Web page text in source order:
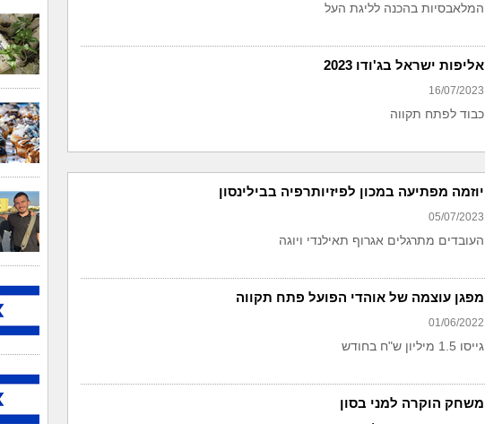
המלאבסיות בהכנה לליגת העל
אליפות ישראל בג'ודו 2023
16/07/2023
כבוד לפתח תקווה
יוזמה מפתיעה במכון לפיזיותרפיה בבילינסון
05/07/2023
העובדים מתרגלים אגרוף תאילנדי ויוגה
מפגן עוצמה של אוהדי הפועל פתח תקווה
01/06/2022
גייסו 1.5 מיליון ש"ח בחודש
משחק הוקרה למני בסון